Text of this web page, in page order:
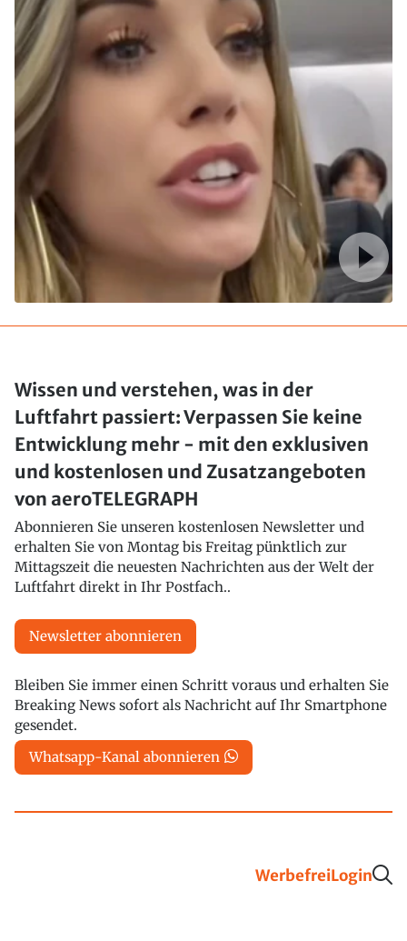
Wissen und verstehen, was in der
Luftfahrt passiert: Verpassen Sie keine
Entwicklung mehr - mit den exklusiven
und kostenlosen und Zusatzangeboten
von aeroTELEGRAPH
Abonnieren Sie unseren kostenlosen Newsletter und
erhalten Sie von Montag bis Freitag pünktlich zur
Mittagszeit die neuesten Nachrichten aus der Welt der
Luftfahrt direkt in Ihr Postfach..
Newsletter abonnieren
Bleiben Sie immer einen Schritt voraus und erhalten Sie
Breaking News sofort als Nachricht auf Ihr Smartphone
gesendet.
Whatsapp-Kanal abonnieren
WerbefreiLogin